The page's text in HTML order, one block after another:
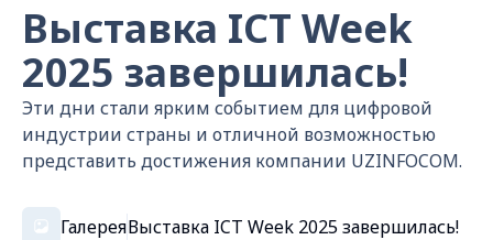
Выставка ICT Week
2025 завершилась!
Эти дни стали ярким событием для цифровой
индустрии страны и отличной возможностью
представить достижения компании UZINFOCOM.
ГалереяВыставка ICT Week 2025 завершилась!